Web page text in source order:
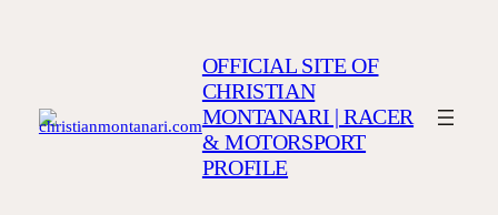
OFFICIAL SITE OF
CHRISTIAN
MONTANARI | RACER
& MOTORSPORT
PROFILE